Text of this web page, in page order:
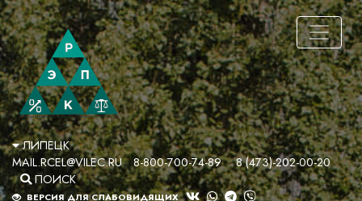
ЛИПЕЦК
MAIL.RCEL@VILEC.RU
8-800-700-74-89
8 (473)-202-00-20
ПОИСК
ВЕРСИЯ ДЛЯ СЛАБОВИДЯЩИХ